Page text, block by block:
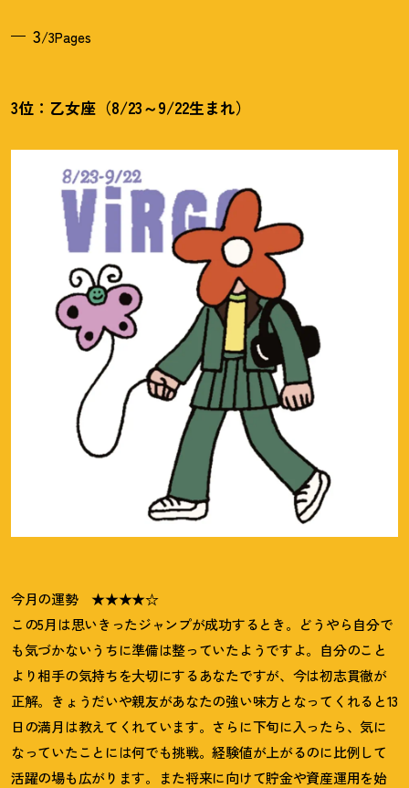
3/3Pages
3位：乙女座（8/23～9/22生まれ）
今月の運勢 ★★★★☆
この5月は思いきったジャンプが成功するとき。どうやら自分で
も気づかないうちに準備は整っていたようですよ。自分のこと
より相手の気持ちを大切にするあなたですが、今は初志貫徹が
正解。きょうだいや親友があなたの強い味方となってくれると13
日の満月は教えてくれています。さらに下旬に入ったら、気に
なっていたことには何でも挑戦。経験値が上がるのに比例して
活躍の場も広がります。また将来に向けて貯金や資産運用を始